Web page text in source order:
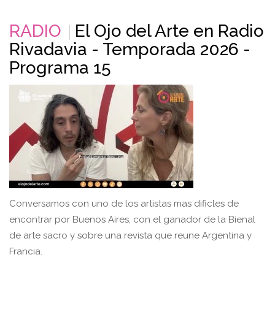
RADIO
El Ojo del Arte en Radio
Rivadavia - Temporada 2026 -
Programa 15
Conversamos con uno de los artistas mas dificles de
encontrar por Buenos Aires, con el ganador de la Bienal
de arte sacro y sobre una revista que reune Argentina y
Francia.